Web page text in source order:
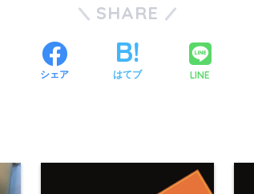
SHARE
シェア はてブ LINE